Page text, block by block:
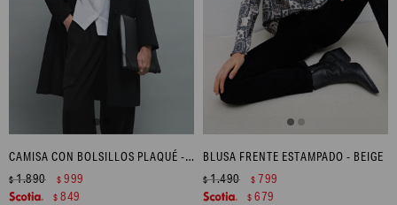
CAMISA CON BOLSILLOS PLAQUÉ - BLANCO
$1.890 $ 999
$ 849
BLUSA FRENTE ESTAMPADO - BEIGE
$1.490 $ 799
$ 679